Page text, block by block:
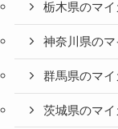
栃木県のマ
神奈川県の
群馬県のマ
茨城県のマ